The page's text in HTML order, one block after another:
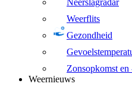
Neerslagradar
Weerflits
Gezondheid
Zonsopkomst en
Weernieuws